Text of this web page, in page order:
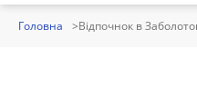
Головна Відпочнок в